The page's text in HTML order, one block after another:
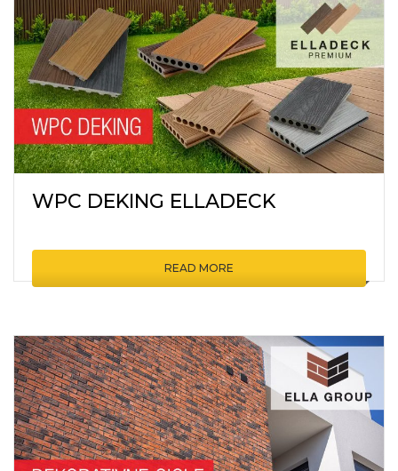
WPC DEKING ELLADECK
READ MORE